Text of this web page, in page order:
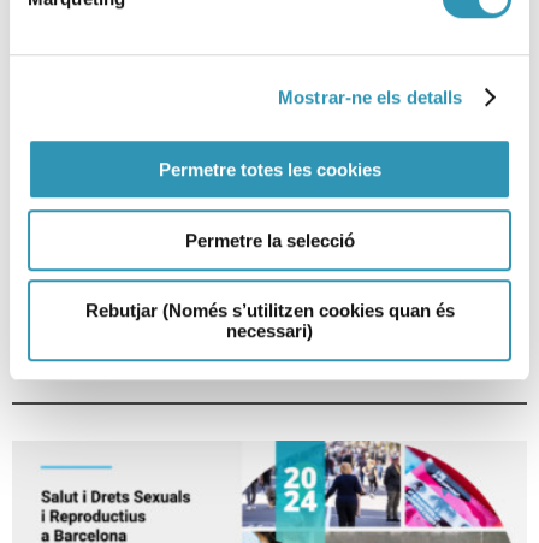
Mostrar-ne els detalls
Permetre totes les cookies
Permetre la selecció
Rebutjar (Només s’utilitzen cookies quan és
necessari)
Vivienda, infancia y salud:
hacia un sistema de
seguimiento con perspectiva de
SESIONES CIENTÍFICAS, INFANCIA, INVESTIGACIÓN Y DOCENCIA, LA SALUD EN